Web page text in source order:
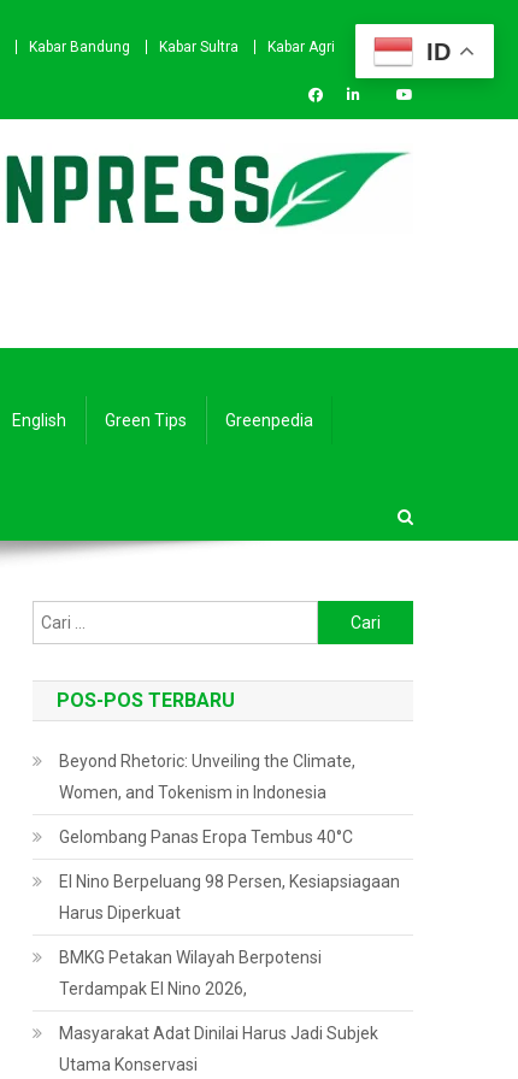
Kabar Bandung Kabar Sultra
Kabar Agri
English Green Tips Greenpedia
untuk:
POS-POS TERBARU
Beyond Rhetoric: Unveiling the Climate,
Women, and Tokenism in Indonesia
Gelombang Panas Eropa Tembus 40°C
El Nino Berpeluang 98 Persen, Kesiapsiagaan
Harus Diperkuat
BMKG Petakan Wilayah Berpotensi
Terdampak El Nino 2026,
Masyarakat Adat Dinilai Harus Jadi Subjek
Utama Konservasi
ID